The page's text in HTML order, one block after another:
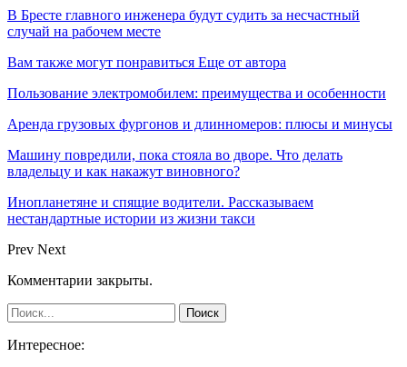
В Бресте главного инженера будут судить за несчастный
случай на рабочем месте
Вам также могут понравиться Еще от автора
Пользование электромобилем: преимущества и особенности
Аренда грузовых фургонов и длинномеров: плюсы и минусы
Машину повредили, пока стояла во дворе. Что делать
владельцу и как накажут виновного?
Инопланетяне и спящие водители. Рассказываем
нестандартные истории из жизни такси
Prev Next
Комментарии закрыты.
Интересное: